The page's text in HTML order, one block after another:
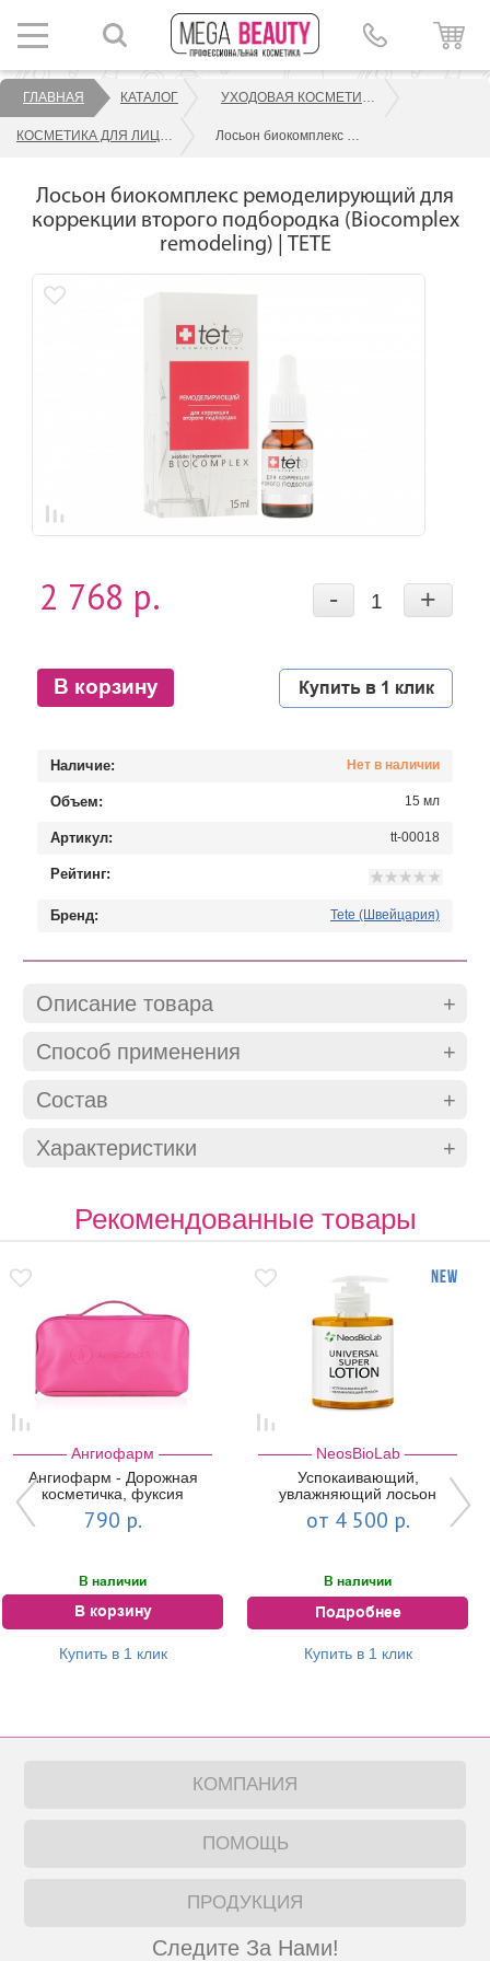
ГЛАВНАЯ КАТАЛОГ УХОДОВАЯ КОСМЕТИКА ДЛЯ ЛИЦА
КОСМЕТИКА ДЛЯ ЛИЦА TETE Лосьон биокомплекс ремоделирующий для коррекции второго подбородка (Biocomplex remodeling) | TETE
Лосьон биокомплекс ремоделирующий для
коррекции второго подбородка (Biocomplex
remodeling) | TETE
2 768 р. - +
В корзину Купить в 1 клик
Наличие: Нет в наличии
Объем: 15 мл
Артикул: tt-00018
Рейтинг:
Бренд: Tete (Швейцария)
Описание товара
Способ применения
Состав
Характеристики
Рекомендованные товары
Ангиофарм
Ангиофарм - Дорожная
косметичка, фуксия
790 р.
В наличии
В корзину
Купить в 1 клик
NeosBioLab
Успокаивающий,
увлажняющий лосьон
Universal Super Lotion |
NeosBioLab
от 4 500 р.
В наличии
Подробнее
Купить в 1 клик
КОМПАНИЯ
ПОМОЩЬ
ПРОДУКЦИЯ
Следите За Нами!